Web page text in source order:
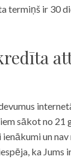
termiņš ir 30
sākot no 21
un nav
ka Jums